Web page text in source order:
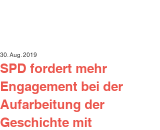
SPD fordert mehr
Engagement bei der
Aufarbeitung der
Geschichte mit
30. Aug. 2019